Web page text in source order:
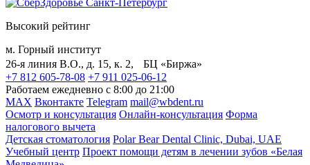
Высокий рейтинг
м. Горный институт
26-я линия В.О., д. 15, к. 2, БЦ «Биржа»
+7 812 605-78-08 +7 911 025-06-12
Работаем ежедневно с 8:00 до 21:00
MAX Вконтакте Telegram mail@wbdent.ru
Осмотр и консультация Онлайн-консультация Форма
налогового вычета
Детская стоматология Polar Bear Dental Clinic, Dubai, UAE
Учебный центр Проект помощи детям в лечении зубов «Белая